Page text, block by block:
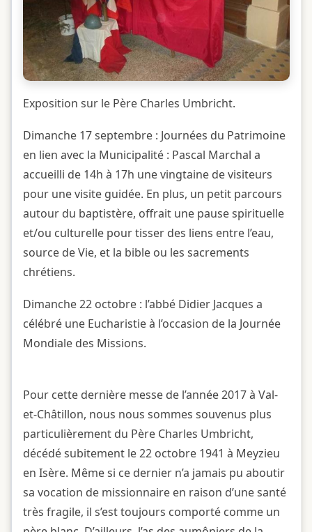
Exposition sur le Père Charles Umbricht.
Dimanche 17 septembre : Journées du Patrimoine
en lien avec la Municipalité : Pascal Marchal a
accueilli de 14h à 17h une vingtaine de visiteurs
pour une visite guidée. En plus, un petit parcours
autour du baptistère, offrait une pause spirituelle
et/ou culturelle pour tisser des liens entre l’eau,
source de Vie, et la bible ou les sacrements
chrétiens.
Dimanche 22 octobre : l’abbé Didier Jacques a
célébré une Eucharistie à l’occasion de la Journée
Mondiale des Missions.
Pour cette dernière messe de l’année 2017 à Val-
et-Châtillon, nous nous sommes souvenus plus
particulièrement du Père Charles Umbricht,
décédé subitement le 22 octobre 1941 à Meyzieu
en Isère. Même si ce dernier n’a jamais pu aboutir
sa vocation de missionnaire en raison d’une santé
très fragile, il s’est toujours comporté comme un